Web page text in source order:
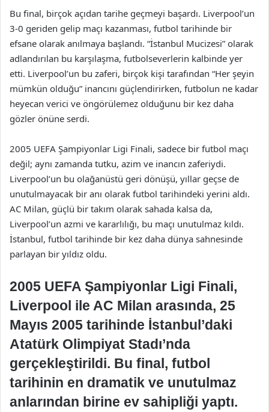
Bu final, birçok açıdan tarihe geçmeyi başardı. Liverpool’un
3-0 geriden gelip maçı kazanması, futbol tarihinde bir
efsane olarak anılmaya başlandı. “İstanbul Mucizesi” olarak
adlandırılan bu karşılaşma, futbolseverlerin kalbinde yer
etti. Liverpool’un bu zaferi, birçok kişi tarafından “Her şeyin
mümkün olduğu” inancını güçlendirirken, futbolun ne kadar
heyecan verici ve öngörülemez olduğunu bir kez daha
gözler önüne serdi.
2005 UEFA Şampiyonlar Ligi Finali, sadece bir futbol maçı
değil; aynı zamanda tutku, azim ve inancın zaferiydi.
Liverpool’un bu olağanüstü geri dönüşü, yıllar geçse de
unutulmayacak bir anı olarak futbol tarihindeki yerini aldı.
AC Milan, güçlü bir takım olarak sahada kalsa da,
Liverpool’un azmi ve kararlılığı, bu maçı unutulmaz kıldı.
İstanbul, futbol tarihinde bir kez daha dünya sahnesinde
parlayan bir yıldız oldu.
2005 UEFA Şampiyonlar Ligi Finali,
Liverpool ile AC Milan arasında, 25
Mayıs 2005 tarihinde İstanbul’daki
Atatürk Olimpiyat Stadı’nda
gerçekleştirildi. Bu final, futbol
tarihinin en dramatik ve unutulmaz
anlarından birine ev sahipliği yaptı.